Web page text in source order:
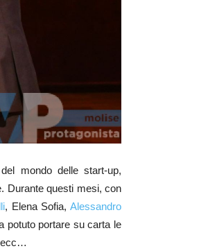
mondo delle start-up,
Durante questi mesi, con
, Elena Sofia,Alessandro
potuto portare su carta le
ecc…